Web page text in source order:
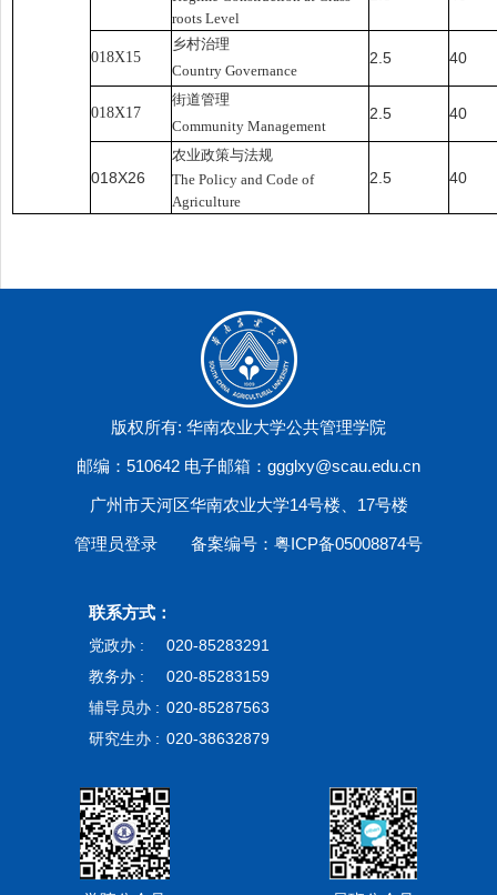
roots Level
018X15
乡村治理
2.5 40
Country Governance
018X17
街道管理
2.5 40
Community Management
018X26
农业政策与法规
2.5 40
The Policy and Code of
Agriculture
版权所有: 华南农业大学公共管理学院
邮编：510642 电子邮箱：ggglxy@scau.edu.cn
广州市天河区华南农业大学14号楼、17号楼
管理员登录 备案编号：粤ICP备05008874号
联系方式：
党政办 :
020-85283291
教务办 :
020-85283159
辅导员办 : 020-85287563
研究生办 : 020-38632879